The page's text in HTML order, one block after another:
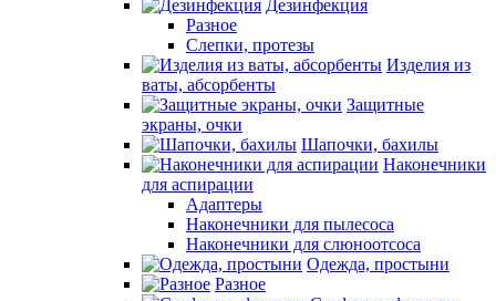
Дезинфекция
Разное
Слепки, протезы
Изделия из
ваты, абсорбенты
Защитные
экраны, очки
Шапочки, бахилы
Наконечники
для аспирации
Адаптеры
Наконечники для пылесоса
Наконечники для слюноотсоса
Одежда, простыни
Разное